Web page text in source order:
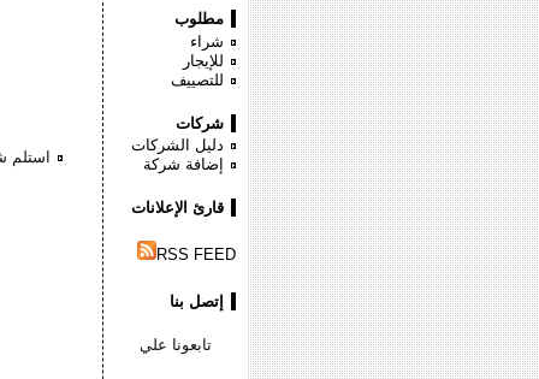
استلم
مطلوب
شراء
للإيجار
للتصييف
شركات
دليل الشركات
إضافة شركة
قارئ الإعلانات
RSS FEED
إتصل بنا
تابعونا علي